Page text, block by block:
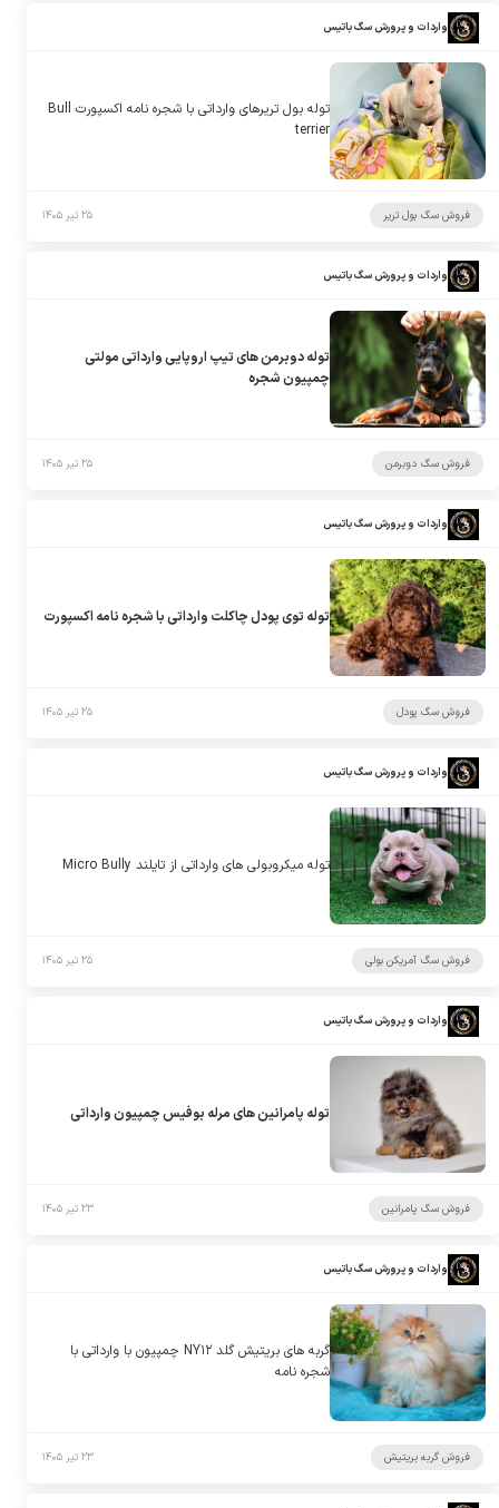
واردات و پرورش سگ باتیس
توله بول تریرهای وارداتی با شجره نامه اکسپورت Bull
terrier
فروش سگ بول تریر ۲۵ تیر ۱۴۰۵
واردات و پرورش سگ باتیس
توله دوبرمن های تیپ اروپایی وارداتی مولتی
چمپیون شجره
فروش سگ دوبرمن ۲۵ تیر ۱۴۰۵
واردات و پرورش سگ باتیس
توله توی پودل چاکلت وارداتی با شجره نامه اکسپورت
فروش سگ پودل ۲۵ تیر ۱۴۰۵
واردات و پرورش سگ باتیس
توله میکروبولی های وارداتی از تایلند Micro Bully
فروش سگ آمریکن بولی ۲۵ تیر ۱۴۰۵
واردات و پرورش سگ باتیس
توله پامرانین های مرله بوفیس چمپیون وارداتی
فروش سگ پامرانین ۲۳ تیر ۱۴۰۵
واردات و پرورش سگ باتیس
گربه های بریتیش گلد NY۱۲ چمپیون با وارداتی با
شجره نامه
فروش گربه بریتیش ۲۳ تیر ۱۴۰۵